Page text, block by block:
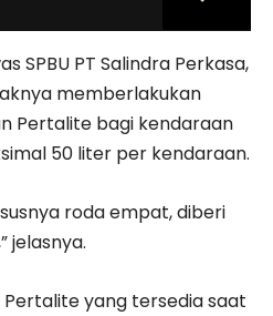
SPBU PT Salindra Perkasa,
memberlakukan
Pertalite bagi kendaraan
50 liter per kendaraan.
roda empat, diberi
jelasnya.
yang tersedia saat